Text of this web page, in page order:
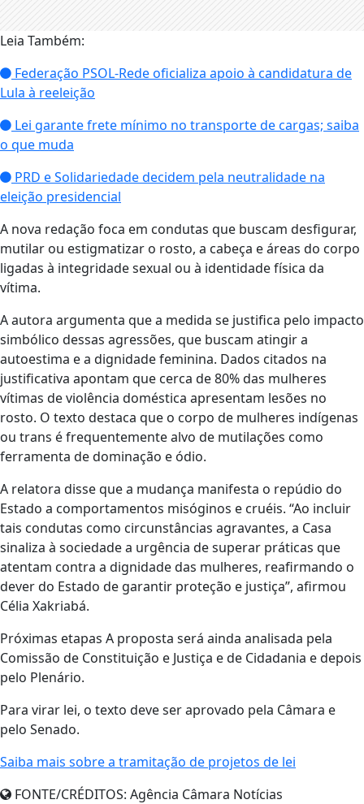
Leia Também:
Federação PSOL-Rede oficializa apoio à candidatura de
Lula à reeleição
Lei garante frete mínimo no transporte de cargas; saiba
o que muda
PRD e Solidariedade decidem pela neutralidade na
eleição presidencial
A nova redação foca em condutas que buscam desfigurar,
mutilar ou estigmatizar o rosto, a cabeça e áreas do corpo
ligadas à integridade sexual ou à identidade física da
vítima.
A autora argumenta que a medida se justifica pelo impacto
simbólico dessas agressões, que buscam atingir a
autoestima e a dignidade feminina. Dados citados na
justificativa apontam que cerca de 80% das mulheres
vítimas de violência doméstica apresentam lesões no
rosto. O texto destaca que o corpo de mulheres indígenas
ou trans é frequentemente alvo de mutilações como
ferramenta de dominação e ódio.
A relatora disse que a mudança manifesta o repúdio do
Estado a comportamentos misóginos e cruéis. “Ao incluir
tais condutas como circunstâncias agravantes, a Casa
sinaliza à sociedade a urgência de superar práticas que
atentam contra a dignidade das mulheres, reafirmando o
dever do Estado de garantir proteção e justiça”, afirmou
Célia Xakriabá.
Próximas etapas A proposta será ainda analisada pela
Comissão de Constituição e Justiça e de Cidadania e depois
pelo Plenário.
Para virar lei, o texto deve ser aprovado pela Câmara e
pelo Senado.
Saiba mais sobre a tramitação de projetos de lei
FONTE/CRÉDITOS: Agência Câmara Notícias